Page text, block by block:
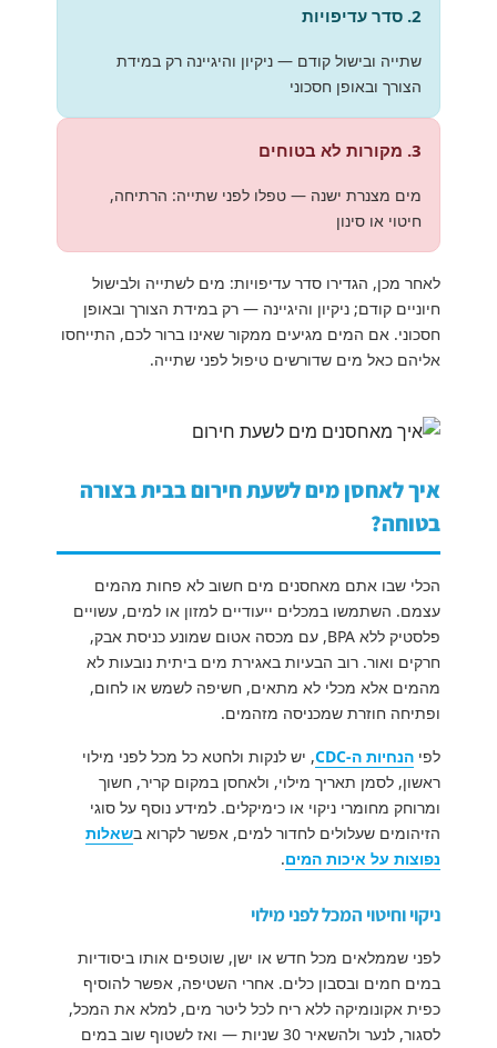
2. סדר עדיפויות
שתייה ובישול קודם — ניקיון והיגיינה רק במידת
הצורך ובאופן חסכוני
3. מקורות לא בטוחים
מים מצנרת ישנה — טפלו לפני שתייה: הרתיחה,
חיטוי או סינון
לאחר מכן, הגדירו סדר עדיפויות: מים לשתייה ולבישול
חיוניים קודם; ניקיון והיגיינה — רק במידת הצורך ובאופן
חסכוני. אם המים מגיעים ממקור שאינו ברור לכם, התייחסו
אליהם כאל מים שדורשים טיפול לפני שתייה.
איך לאחסן מים לשעת חירום בבית בצורה
בטוחה?
הכלי שבו אתם מאחסנים מים חשוב לא פחות מהמים
עצמם. השתמשו במכלים ייעודיים למזון או למים, עשויים
פלסטיק ללא BPA, עם מכסה אטום שמונע כניסת אבק,
חרקים ואור. רוב הבעיות באגירת מים ביתית נובעות לא
מהמים אלא מכלי לא מתאים, חשיפה לשמש או לחום,
ופתיחה חוזרת שמכניסה מזהמים.
לפי הנחיות ה-CDC
, יש לנקות ולחטא כל מכל לפני מילוי
ראשון, לסמן תאריך מילוי, ולאחסן במקום קריר, חשוך
ומרוחק מחומרי ניקוי או כימיקלים. למידע נוסף על סוגי
הזיהומים שעלולים לחדור למים, אפשר לקרוא בשאלות
נפוצות על איכות המים.
ניקוי וחיטוי המכל לפני מילוי
לפני שממלאים מכל חדש או ישן, שוטפים אותו ביסודיות
במים חמים ובסבון כלים. אחרי השטיפה, אפשר להוסיף
כפית אקונומיקה ללא ריח לכל ליטר מים, למלא את המכל,
לסגור, לנער ולהשאיר 30 שניות — ואז לשטוף שוב במים